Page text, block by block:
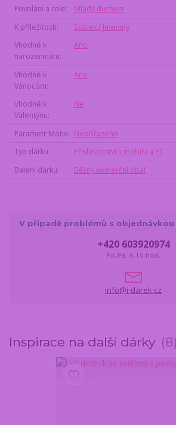
Povolání a role
Mladý duchem
K příležitosti
Svátek / Jmeniny
Vhodné k
narozeninám
Ano
Vhodné k
Vánocům
Ano
Vhodné k
Valentýnu
Ne
Parametr Motiv
Nepřiřazeno
Typ dárku
Příslušenství k mobilu a PC
Balení dárku
Běžný komerční obal
V případě problémů s
+420 603920974
Po-Pá, 8-16 hod.
info@i-darek.cz
Inspirace na další dárky 8